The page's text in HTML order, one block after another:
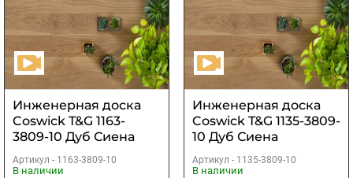
Инженерная доска
Coswick T&G 1163-
3809-10 Дуб Сиена
натуральная
Артикул - 1163-3809-10
В наличии
Инженерная доска
Coswick T&G 1135-3809-
10 Дуб Сиена
натуральная
Артикул - 1135-3809-10
В наличии